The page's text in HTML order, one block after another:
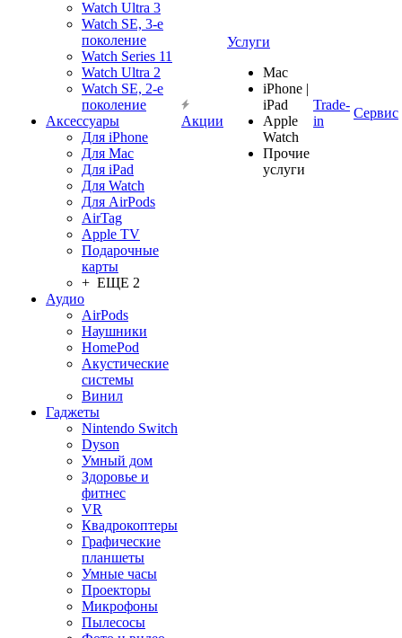
Watch Ultra 3
Watch SE, 3-е
поколение
Watch Series 11
Watch Ultra 2
Watch SE, 2-е
поколение
Аксессуары
Для iPhone
Для Mac
Для iPad
Для Watch
Для AirPods
AirTag
Apple TV
Подарочные
карты
+ ЕЩЕ 2
Аудио
AirPods
Наушники
HomePod
Акустические
системы
Винил
Гаджеты
Nintendo Switch
Dyson
Умный дом
Здоровье и
фитнес
VR
Квадрокоптеры
Графические
планшеты
Умные часы
Проекторы
Микрофоны
Пылесосы
Акции
Услуги
Mac
iPhone |
iPad
Apple
Watch
Прочие
услуги
Trade-
in
Сервис